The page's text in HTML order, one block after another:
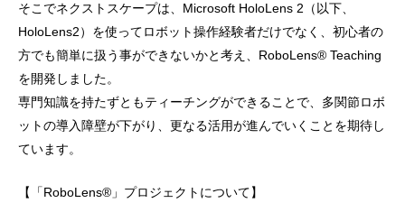
そこでネクストスケープは、Microsoft HoloLens 2（以下、
HoloLens2）を使ってロボット操作経験者だけでなく、初心者の
方でも簡単に扱う事ができないかと考え、RoboLens® Teaching
を開発しました。
専門知識を持たずともティーチングができることで、多関節ロボ
ットの導入障壁が下がり、更なる活用が進んでいくことを期待し
ています。
【「RoboLens®」プロジェクトについて】